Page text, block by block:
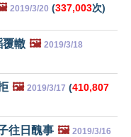
2019/3/20 (337,003次)
覆轍 🖼️ 2019/3/18
🖼️ 2019/3/17 (410,807
往日醜事 🖼️ 2019/3/16